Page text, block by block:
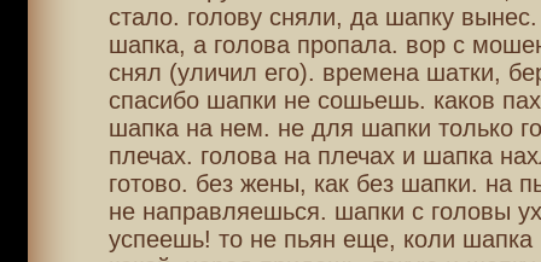
стало. голову сняли, да шапку
шапка, а голова пропала. вор с
снял (уличил его). времена шатки,
спасибо шапки не сошьешь. каков
шапка на нем. не для шапки только
плечах. голова на плечах и шапка
готово. без жены, как без шапки. на
не направляешься. шапки с головы
успеешь! то не пьян еще, коли шапка